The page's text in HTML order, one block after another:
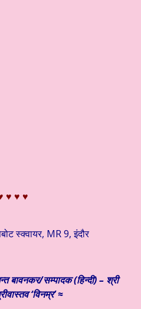
♥ ♥ ♥
स्क्वायर, MR 9, इंदौर
बावनकर/सम्पादक (हिन्दी) – श्री
‘विनम्र’ ≈